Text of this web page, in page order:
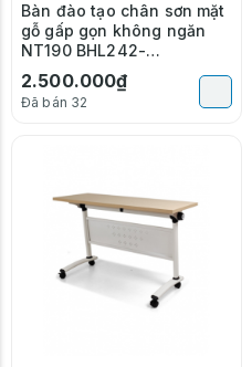
Bàn đào tạo chân sơn mặt
gỗ gấp gọn không ngăn
NT190 BHL242-
12/BHL242-14
2.500.000₫
Đã bán 32